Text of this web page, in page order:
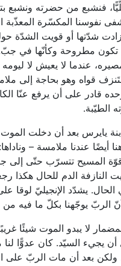
فنشبع من حضرته ونشبع
نفوسنا المكسّرة المعذّبة
شدّتها أو قويت الشدّة
مطروحة وكأنّها في جبّ.
عندما لا يعيش لا ليومه
قواه وهو بحاجة إلى
قادر على أن يرفع عنّا
يايرس بعد أن دخلت الموت
أيضًا عندنا ملامسة – وناداها:
المسيح تتسرّب حتّى إلى
النازفة الدم للحال هكذا
يشدّد الإنجيليّ لوقا
الربّ يوجّهنا بكلّ ما فيه من
لا يبدو الموت شيئًا
يجيء السيّد. كان عدوًّا لنا
ولكن بعد أن مات الربّ على